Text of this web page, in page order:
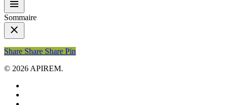
Sommaire
Share
Share Share Share Pin
© 2026 APIREM.